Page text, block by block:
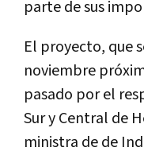
parte de sus
El proyecto, que
noviembre
pasado por el
Sur y Central de
ministra de de